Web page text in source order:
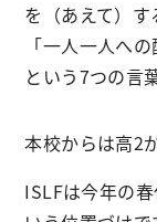
を（あえて）す
「一人一人へ
という7つの言
本校からは高2
ISLFは今年の